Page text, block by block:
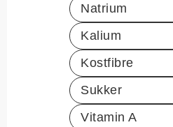
Natrium
Kalium
Kostfibre
Sukker
Vitamin A